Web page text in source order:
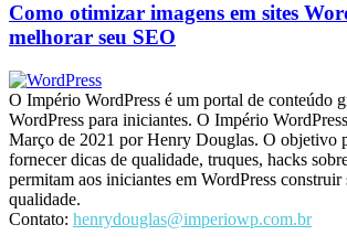
Como otimizar imagens em sites
melhorar seu SEO
O Império WordPress é um portal de conteúdo
WordPress para iniciantes. O Império
Março de 2021 por Henry Douglas. O objetivo
fornecer dicas de qualidade, truques, hacks
permitam aos iniciantes em WordPress construir
qualidade.
Contato: henrydouglas@imperiowp.com.br